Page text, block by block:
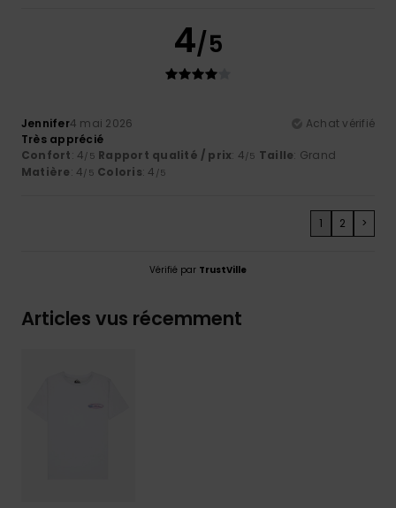
4/5
Jennifer4 mai 2026
Achat vérifié
Très apprécié
Confort: 4/5 Rapport qualité / prix: 4/5 Taille: Grand
Matière: 4/5 Coloris: 4 /5
1 2 >
Vérifié par TrustVille
Articles vus récemment